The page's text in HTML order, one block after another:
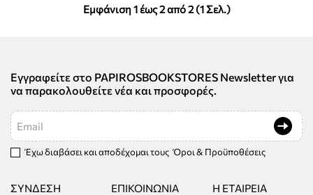
Εμφάνιση 1 έως 2 από 2 (1 Σελ.)
Εγγραφείτε στο PAPIROSBOOKSTORES Newsletter για
να παρακολουθείτε νέα και προσφορές.
Email
Έχω διαβάσει και αποδέχομαι τους Όροι & Προϋποθέσεις
ΣΎΝΔΕΣΗ
ΕΠΙΚΟΙΝΩΝΊΑ
Η ΕΤΑΙΡΕΊΑ